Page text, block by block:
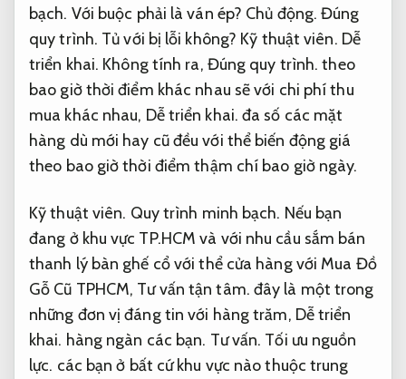
bạch. Với buộc phải là ván ép? Chủ động. Đúng
quy trình. Tủ với bị lỗi không? Kỹ thuật viên. Dễ
triển khai. Không tính ra, Đúng quy trình. theo
bao giờ thời điểm khác nhau sẽ với chi phí thu
mua khác nhau, Dễ triển khai. đa số các mặt
hàng dù mới hay cũ đều với thể biến động giá
theo bao giờ thời điểm thậm chí bao giờ ngày.
Kỹ thuật viên. Quy trình minh bạch. Nếu bạn
đang ở khu vực TP.HCM và với nhu cầu sắm bán
thanh lý bàn ghế cổ với thể cửa hàng với Mua Đồ
Gỗ Cũ TPHCM, Tư vấn tận tâm. đây là một trong
những đơn vị đáng tin với hàng trăm, Dễ triển
khai. hàng ngàn các bạn. Tư vấn. Tối ưu nguồn
lực. các bạn ở bất cứ khu vực nào thuộc trung